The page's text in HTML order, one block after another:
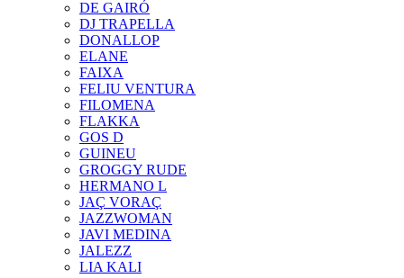
DE GAIRÓ
DJ TRAPELLA
DONALLOP
ELANE
FAIXA
FELIU VENTURA
FILOMENA
FLAKKA
GOS D
GUINEU
GROGGY RUDE
HERMANO L
JAÇ VORAÇ
JAZZWOMAN
JAVI MEDINA
JALEZZ
LIA KALI